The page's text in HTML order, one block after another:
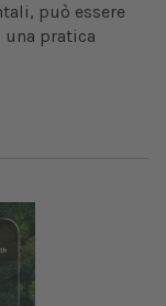
può essere
pratica